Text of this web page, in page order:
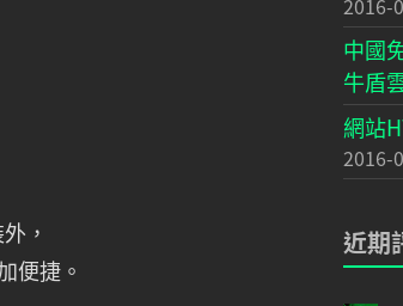
，
便捷。
2016-
中國
牛盾
網站
2016-
近期